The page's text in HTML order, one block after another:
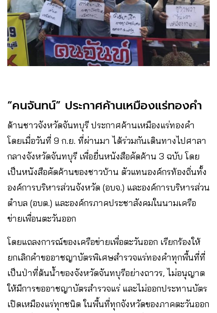
“คนจันทน์” ประกาศค้านเหมืองแร่ทองคำ
ด้านชาวจังหวัดจันทบุรี ประกาศค้านเหมืองแร่ทองคำ
โดยเมื่อวันที่ 9 ก.ย. ที่ผ่านมา ได้ร่วมกันเดินทางไปศาลา
กลางจังหวัดจันทบุรี เพื่อยื่นหนังสือคัดค้าน 3 ฉบับ โดย
เป็นหนังสือคัดค้านของชาวบ้าน ตัวแทนองค์กรท้องถิ่นทั้ง
องค์การบริหารส่วนจังหวัด (อบจ.) และองค์การบริหารส่วน
ตำบล (อบต.) และองค์กรภาคประชาสังคมในนามเครือ
ข่ายเพื่อนตะวันออก
โดยแถลงการณ์ของเครือข่ายเพื่อตะวันออก เรียกร้องให้
ยกเลิกคำขออาชญาบัตรพิเศษสำรวจแร่ทองคำทุกพื้นที่ที่
เป็นป่าที่ต้นน้ำของจังหวัดจันทบุรีอย่างถาวร, ไม่อนุญาต
ให้มีการขออาชญาบัตรสำรวจแร่ และไม่ออกประทานบัตร
เปิดเหมืองแร่ทุกชนิด ในพื้นที่ทุกจังหวัดของภาคตะวันออก